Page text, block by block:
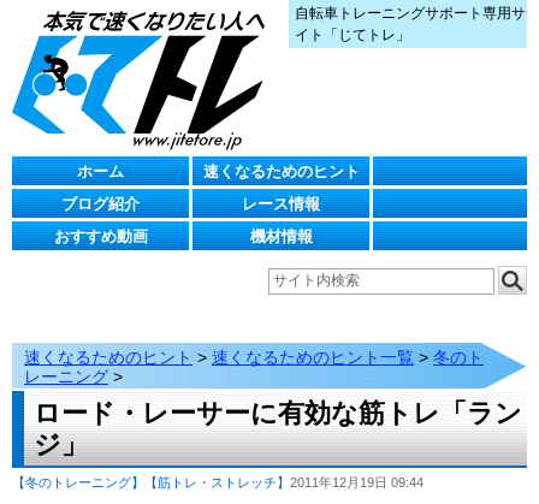
自転車トレーニングサポート専用サ
イト「じてトレ」
ホーム
速くなるためのヒント
ブログ紹介
レース情報
おすすめ動画
機材情報
速くなるためのヒント > 速くなるためのヒント一覧 > 冬のト
レーニング>
ロード・レーサーに有効な筋トレ「ラン
ジ」
【冬のトレーニング】 【筋トレ・ストレッチ】 2011年12月19日 09:44